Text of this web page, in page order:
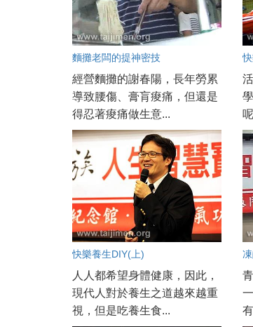
麵攤老闆的提神密技
經營麵攤的謝春陽，長年勞累
導致腰傷、膏肓痠痛，但還是
得忍著痠痛做生意...
快樂養生DIY(上)
人人都希望身體健康，因此，
現代人對於養生之道越來越重
視，但是吃養生食...